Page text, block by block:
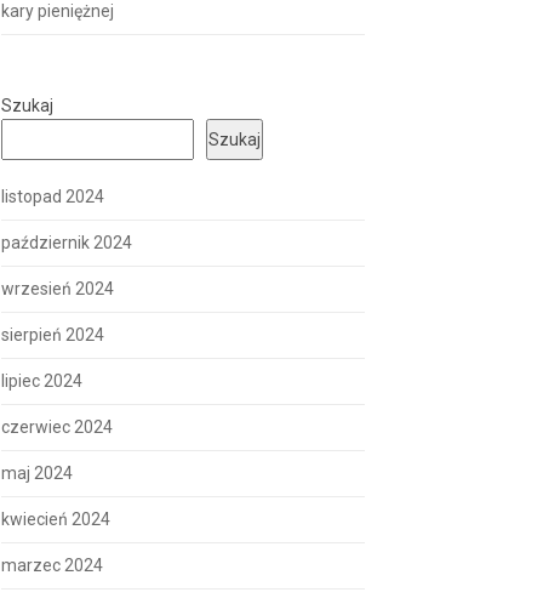
kary pieniężnej
Szukaj
Szukaj
listopad 2024
październik 2024
wrzesień 2024
sierpień 2024
lipiec 2024
czerwiec 2024
maj 2024
kwiecień 2024
marzec 2024